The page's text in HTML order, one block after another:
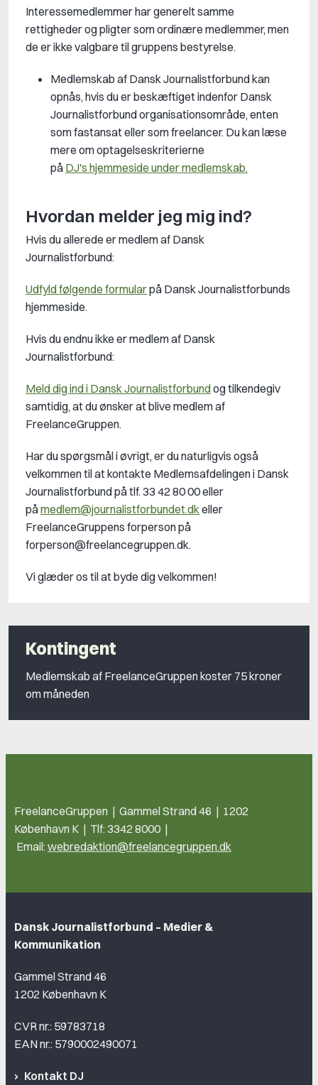
Interessemedlemmer har generelt samme
rettigheder og pligter som ordinære medlemmer, men
de er ikke valgbare til gruppens bestyrelse.
Medlemskab af Dansk Journalistforbund kan
opnås, hvis du er beskæftiget indenfor Dansk
Journalistforbund organisationsområde, enten
som fastansat eller som freelancer. Du kan læse
mere om optagelseskriterierne
på DJ's hjemmeside under medlemskab.
Hvordan melder jeg mig ind?
Hvis du allerede er medlem af Dansk
Journalistforbund:
Udfyld følgende formularpå Dansk Journalistforbunds
hjemmeside.
Hvis du endnu ikke er medlem af Dansk
Journalistforbund:
Meld dig ind i Dansk Journalistforbundog tilkendegiv
samtidig, at du ønsker at blive medlem af
FreelanceGruppen.
Har du spørgsmål i øvrigt, er du naturligvis også
velkommen til at kontakte Medlemsafdelingen i Dansk
Journalistforbund på tlf. 33 42 80 00 eller
påmedlem@journalistforbundet.dkeller
FreelanceGruppens forperson på
forperson@freelancegruppen.dk.
Vi glæder os til at byde dig velkommen!
Kontingent
Medlemskab af FreelanceGruppen koster 75 kroner
om måneden
FreelanceGruppen | Gammel Strand 46 | 1202
København K | Tlf: 3342 8000 |
Email: webredaktion@freelancegruppen.dk
Dansk Journalistforbund – Medier &
Kommunikation
Gammel Strand 46
1202 København K
CVR nr.: 59783718
EAN nr.: 5790002490071
Kontakt DJ